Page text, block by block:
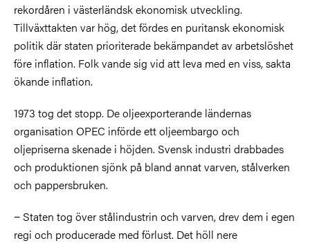
rekordåren i västerländsk ekonomisk utveckling.
Tillväxttakten var hög, det fördes en puritansk ekonomisk
politik där staten prioriterade bekämpandet av arbetslöshet
före inflation. Folk vande sig vid att leva med en viss, sakta
ökande inflation.
1973 tog det stopp. De oljeexporterande ländernas
organisation OPEC införde ett oljeembargo och
oljepriserna skenade i höjden. Svensk industri drabbades
och produktionen sjönk på bland annat varven, stålverken
och pappersbruken.
− Staten tog över stålindustrin och varven, drev dem i egen
regi och producerade med förlust. Det höll nere